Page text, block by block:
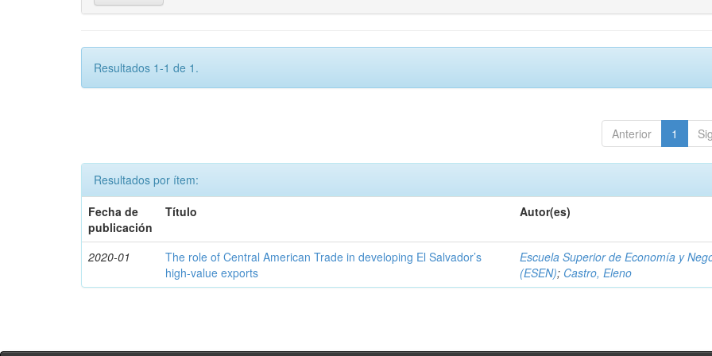
Resultados 1-1 de 1.
Anterior 1
Resultados por ítem:
Fecha de
publicación
Título Autor(es)
2020-01
The role of Central American Trade in developing El Salvador’s
high-value exports
Escuela Superior de Economía y
(ESEN); Castro, Eleno